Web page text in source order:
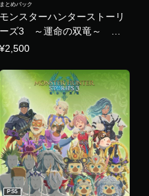
モンスターハンターストーリ
ーズ3 ～運命の双竜～ デ
ラックスキット
まとめパック
¥2,500
PS5